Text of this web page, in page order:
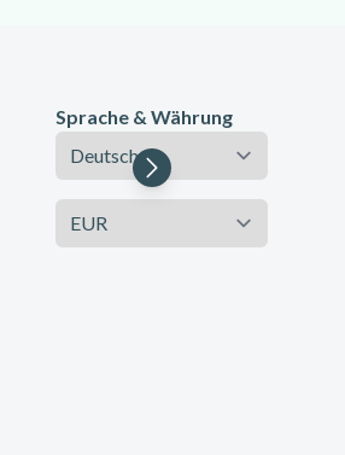
Sprache & Währung
Sprache
Währung